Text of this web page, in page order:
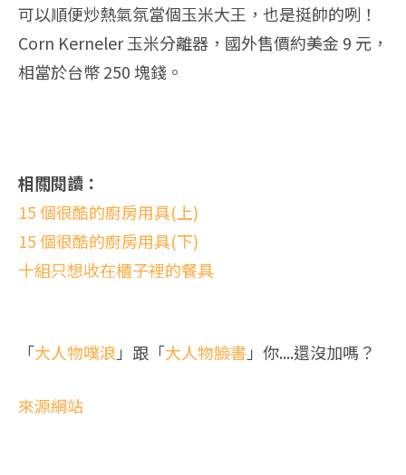
可以順便炒熱氣氛當個玉米大王，也是挺帥的咧！
Corn Kerneler 玉米分離器，國外售價約美金 9 元，
相當於台幣 250 塊錢。
相關閱讀：
15 個很酷的廚房用具(上)
15 個很酷的廚房用具(下)
十組只想收在櫃子裡的餐具
「大人物噗浪 」跟「大人物臉書」你....還沒加嗎？
來源網站